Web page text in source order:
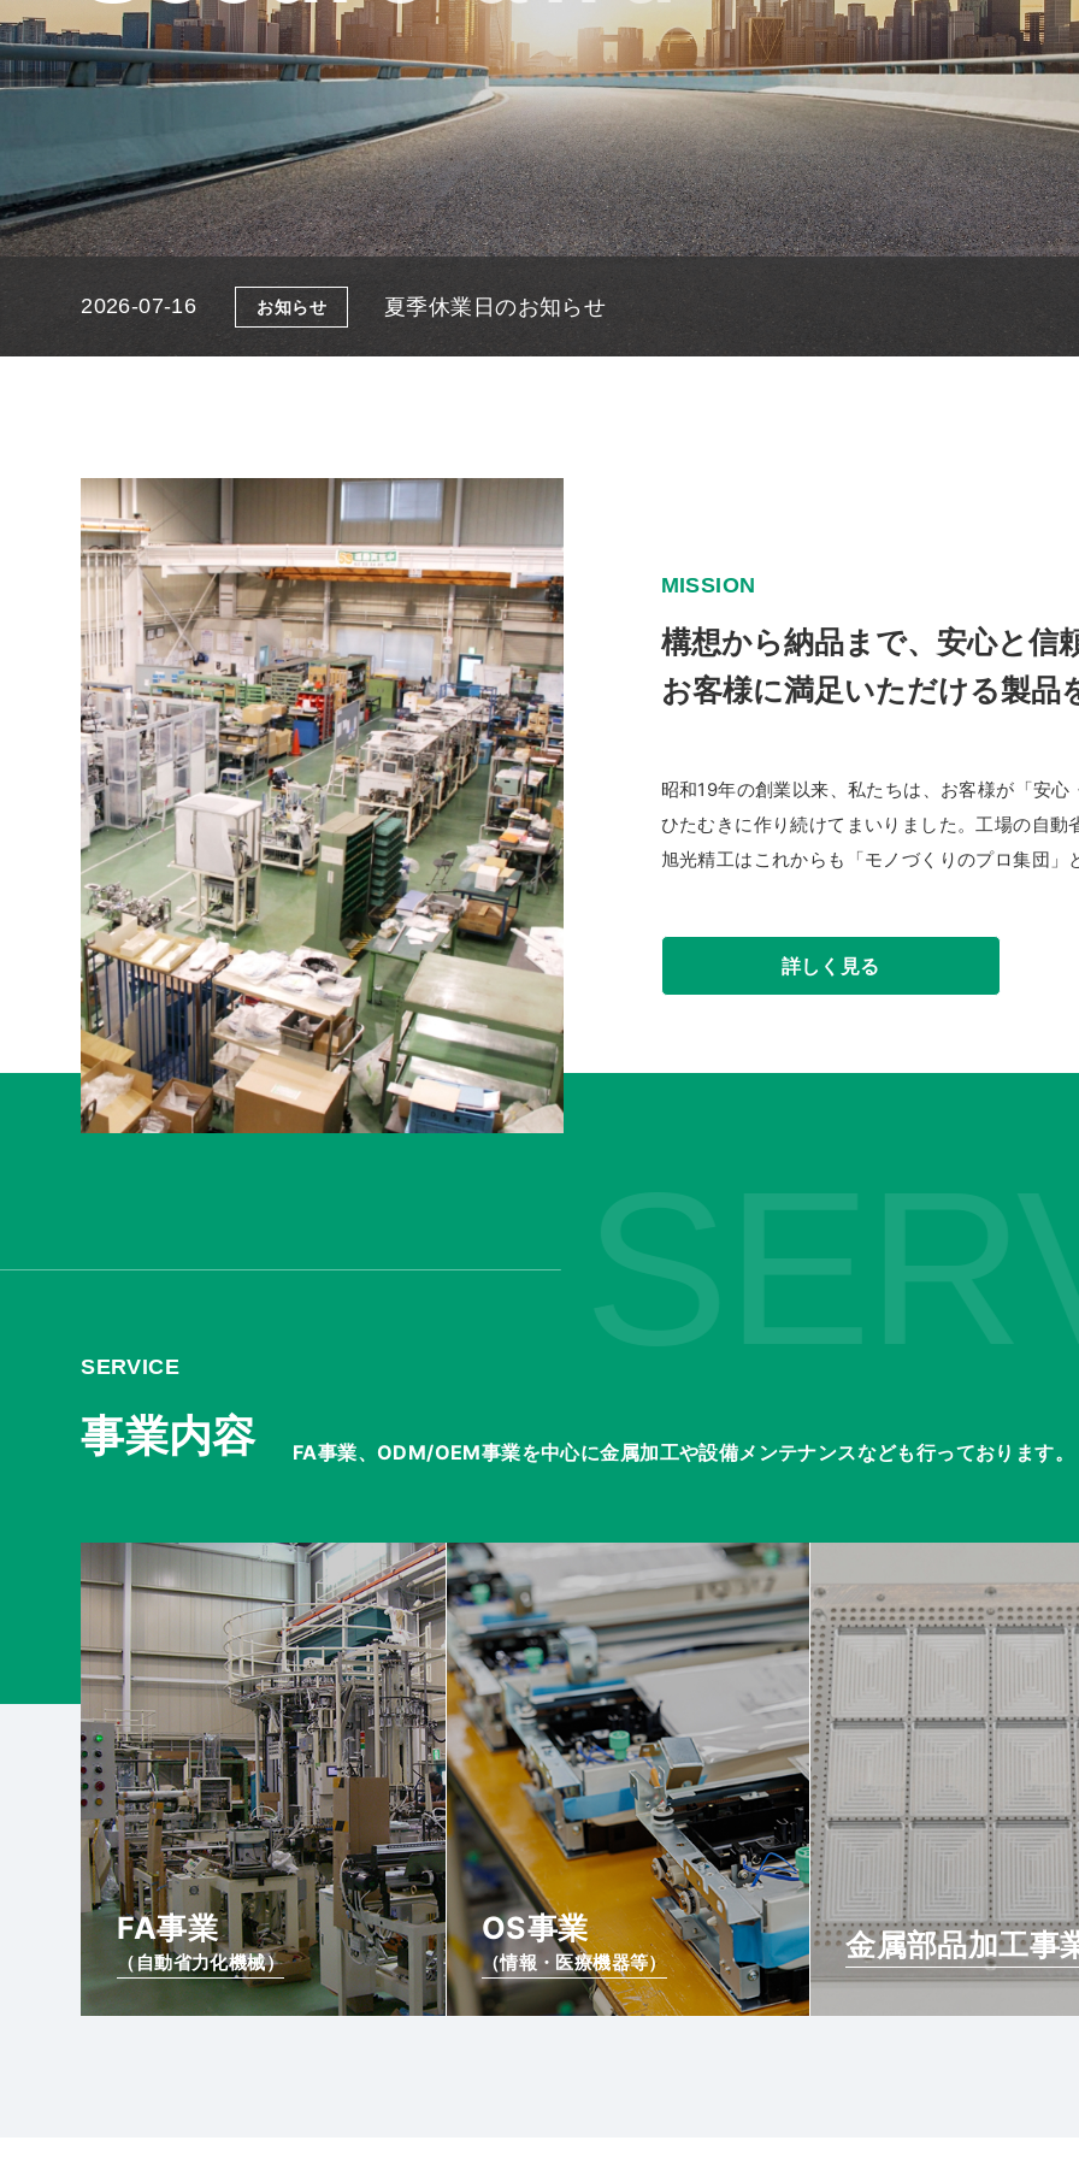
お客様の工場・生産現場を効率化する、オーダーメイドの自動省力化機械を提供します。
お客様の工場・生産現場を効率化する、オーダーメイドの自動省力化機械を提供します。
お客様の工場・生産現場を効率化する、オーダーメイドの自動省力化機械を提供します。
オフィスや現場を効率化する機器を 開発設計から量産製造まで承ります
オフィスや現場を効率化する機器を 開発設計から量産製造まで承ります
オフィスや現場を効率化する機器を 開発設計から量産製造まで承ります
2026-07-16 お知らせ 夏季休業日のお知らせ
MISSION
構想から納品まで、安心と信
お客様に満足いただける製品
昭和19年の創業以来、私たちは、お客様が「安
ひたむきに作り続けてまいりました。工場の自
旭光精工はこれからも「モノづくりのプロ集団
詳しく見る
SERVICE
事業内容 FA事業、ODM/OEM事業を中心に金属加工や設備メンテナンスなども行っております。
FA事業
（自動省力化機械）
OS事業
（情報・医療機器等） 金属部品加工事